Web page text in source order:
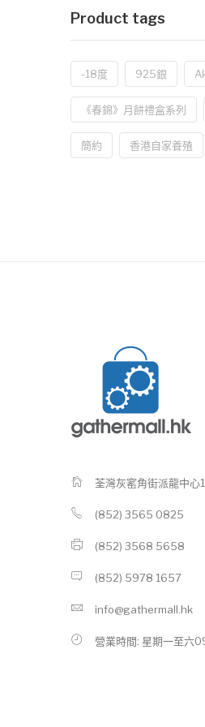
Product tags
-18度 925銀
《春錦》月餅禮盒系列
簡約 香港自家養殖
荃灣灰窰角街派龍中心
(852) 3565 0825
(852) 3568 5658
(852) 5978 1657
info@gathermall.hk
營業時間: 星期一至六